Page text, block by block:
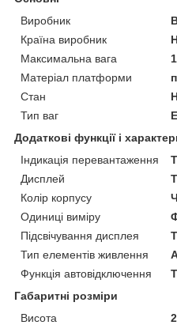
Виробник
Країна виробник
Максимальна вага
Матеріал платформи
Стан
Тип ваг
Додаткові функції і
Індикація перевантаження
Дисплей
Колір корпусу
Одиниці виміру
Підсвічування дисплея
Тип елементів живлення
Функція автовідключення
Габаритні розміри
Висота